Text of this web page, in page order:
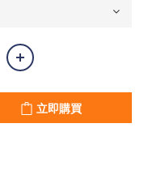
立即購買